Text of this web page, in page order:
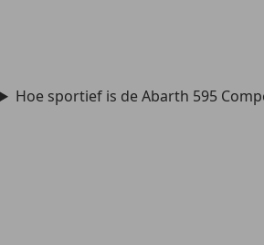
Hoe sportief is de Abarth 595